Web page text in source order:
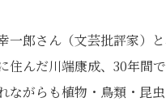
一郎さん（文芸批評家）
住んだ川端康成、30年間
ながらも植物・鳥類・昆